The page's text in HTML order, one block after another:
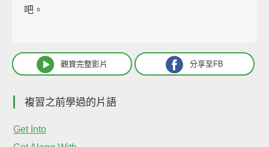
吧。
觀賞完整影片 分享至FB
複習之前學過的片語
Get Into